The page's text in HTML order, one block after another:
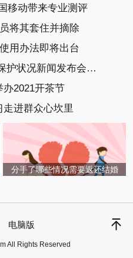
移动带来专业测评
将其套住并摘除
用办法即将出台
泉州法院知识产权刑事司法保护状况新闻发布会召开
办2021开茶节
走进群众心坎里
分手了哪些情况需要返还结婚
电脑版
All Rights Reserved